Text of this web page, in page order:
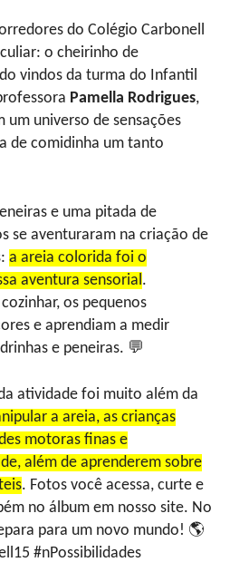
do Colégio Carbonell
o cheirinho de
vindos da turma do Infantil
Pamella Rodrigues,
um universo de sensações
de comidinha um tanto
e uma pitada de
se aventuraram na criação de
a areia colorida foi o
aventura sensorial.
os pequenos
e aprendiam a medir
e peneiras. 💬
atividade foi muito além da
a areia, as crianças
motoras finas e
além de aprenderem sobre
. Fotos você acessa, curte e
no álbum em nosso site. No
para um novo mundo! 🌎
#nPossibilidades